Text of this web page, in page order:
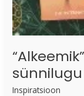
sünnilugu
Inspiratsioon